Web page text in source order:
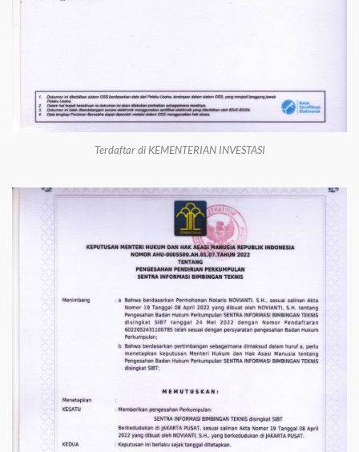
Terdaftar di KEMENTERIAN INVESTASI